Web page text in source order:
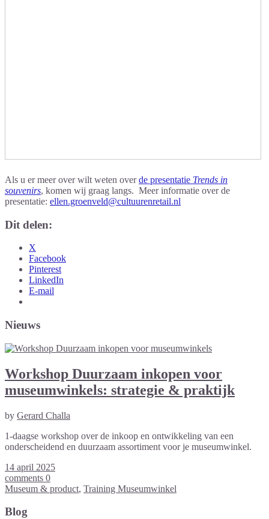
Als u er meer over wilt weten overde presentatie Trends in
souvenirs, komen wij graag langs. Meer informatie over de
presentatie: ellen.groenveld@cultuurenretail.nl
Dit delen:
X
Facebook
Pinterest
LinkedIn
E-mail
Nieuws
Workshop Duurzaam inkopen voor
museumwinkels: strategie & praktijk
by Gerard Challa
1-daagse workshop over de inkoop en ontwikkeling van een
onderscheidend en duurzaam assortiment voor je museumwinkel.
14 april 2025
comments 0
Museum & product, Training Museumwinkel
Blog